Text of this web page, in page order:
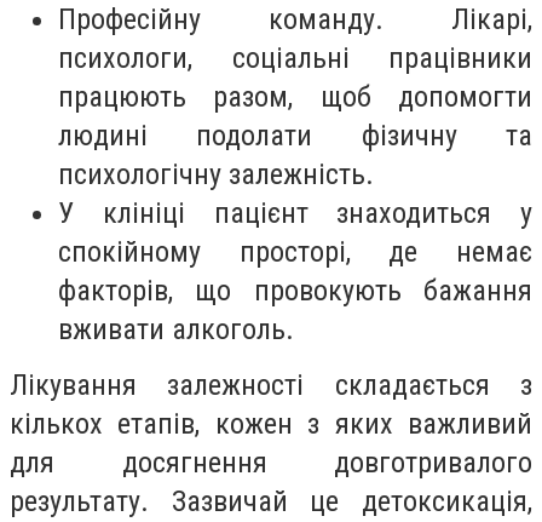
Професійну команду. Лікарі,
психологи, соціальні працівники
працюють разом, щоб допомогти
людині подолати фізичну та
психологічну залежність.
У клініці пацієнт знаходиться у
спокійному просторі, де немає
факторів, що провокують бажання
вживати алкоголь.
Лікування залежності складається з
кількох етапів, кожен з яких важливий
для досягнення довготривалого
результату. Зазвичай це детоксикація,